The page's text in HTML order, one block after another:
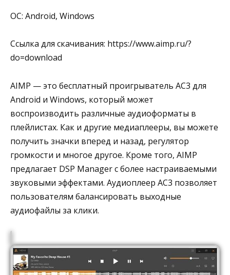
ОС: Android, Windows
Ссылка для скачивания: https://www.aimp.ru/?
do=download
AIMP — это бесплатный проигрыватель AC3 для
Android и Windows, который может
воспроизводить различные аудиоформаты в
плейлистах. Как и другие медиаплееры, вы можете
получить значки вперед и назад, регулятор
громкости и многое другое. Кроме того, AIMP
предлагает DSP Manager с более настраиваемыми
звуковыми эффектами. Аудиоплеер AC3 позволяет
пользователям балансировать выходные
аудиофайлы за клики.